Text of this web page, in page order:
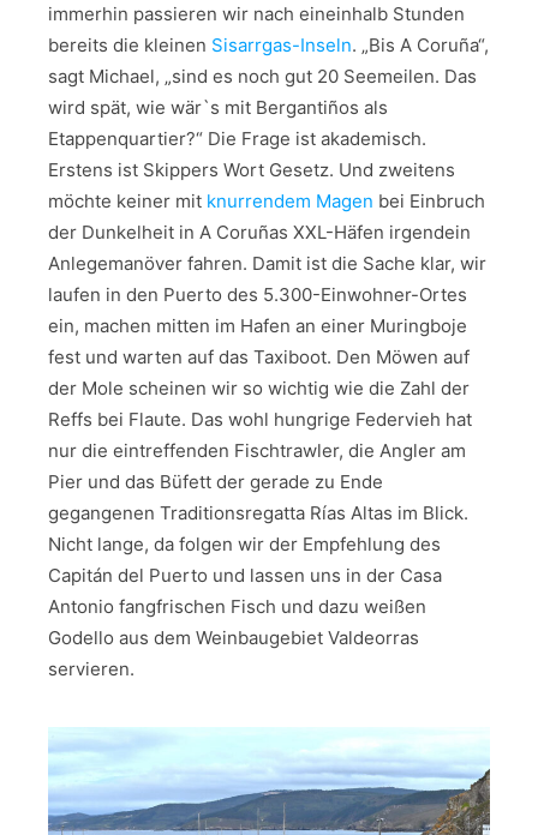
immerhin passieren wir nach eineinhalb Stunden
bereits die kleinen Sisarrgas-Inseln. „Bis A Coruña“,
sagt Michael, „sind es noch gut 20 Seemeilen. Das
wird spät, wie wär`s mit Bergantiños als
Etappenquartier?“ Die Frage ist akademisch.
Erstens ist Skippers Wort Gesetz. Und zweitens
möchte keiner mit knurrendem Magen bei Einbruch
der Dunkelheit in A Coruñas XXL-Häfen irgendein
Anlegemanöver fahren. Damit ist die Sache klar, wir
laufen in den Puerto des 5.300-Einwohner-Ortes
ein, machen mitten im Hafen an einer Muringboje
fest und warten auf das Taxiboot. Den Möwen auf
der Mole scheinen wir so wichtig wie die Zahl der
Reffs bei Flaute. Das wohl hungrige Federvieh hat
nur die eintreffenden Fischtrawler, die Angler am
Pier und das Büfett der gerade zu Ende
gegangenen Traditionsregatta Rías Altas im Blick.
Nicht lange, da folgen wir der Empfehlung des
Capitán del Puerto und lassen uns in der Casa
Antonio fangfrischen Fisch und dazu weißen
Godello aus dem Weinbaugebiet Valdeorras
servieren.